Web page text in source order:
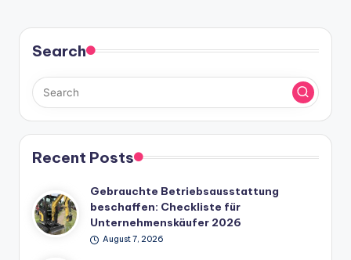
navigation
Search
Recent Posts
Gebrauchte Betriebsausstattung
beschaffen: Checkliste für
Unternehmenskäufer 2026
August 7, 2026